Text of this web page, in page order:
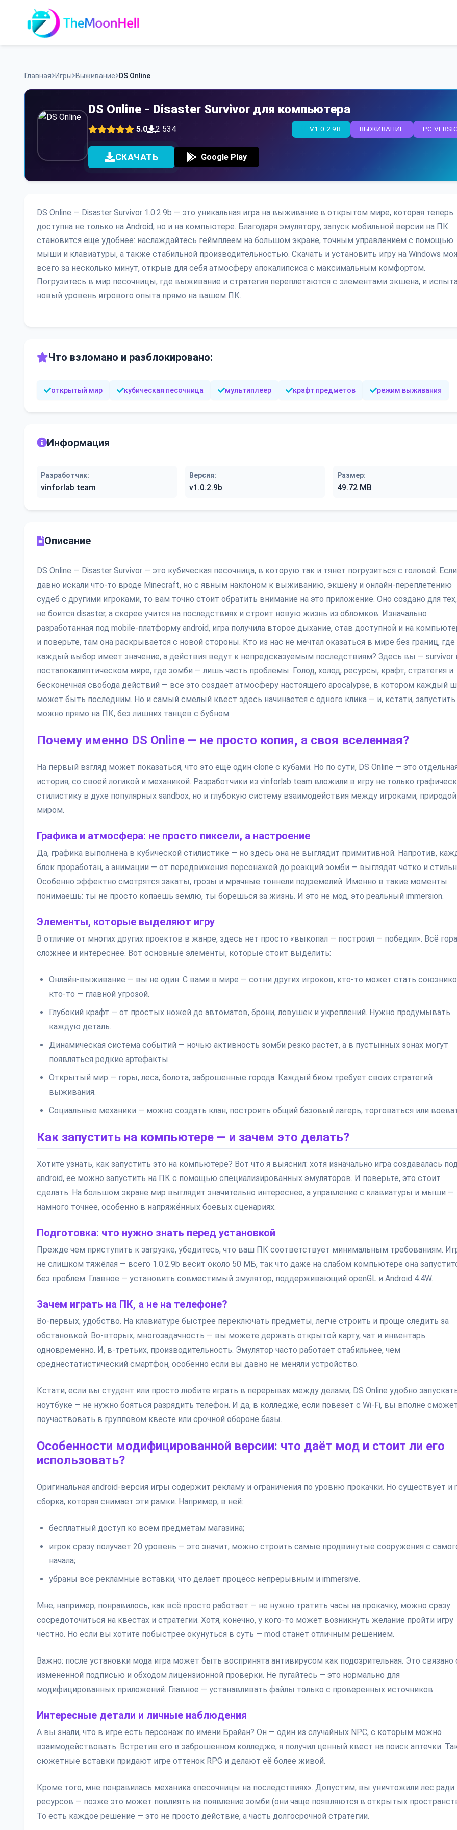
content
Главная Игры Выживание DS Online
DS Online - Disaster Survivor для компьютера
5.0 2 534 PC
ВЫЖИВАНИЕ
V1.0.2.9B
СКАЧАТЬ Google Play
DS Online — Disaster Survivor 1.0.2.9b — это уникальная игра на выживание в открытом мире, которая теперь
доступна не только на Android, но и на компьютере. Благодаря эмулятору, запуск мобильной версии на ПК
становится ещё удобнее: наслаждайтесь геймплеем на большом экране, точным управлением с помощью
мыши и клавиатуры, а также стабильной производительностью. Скачать и установить игру на Windows
всего за несколько минут, открыв для себя атмосферу апокалипсиса с максимальным комфортом.
Погрузитесь в мир песочницы, где выживание и стратегия переплетаются с элементами экшена, и
новый уровень игрового опыта прямо на вашем ПК.
Что взломано и разблокировано:
открытый мир кубическая песочница мультиплеер крафт предметов режим выживания
Информация
Разработчик:
vinforlab team
Версия:
v1.0.2.9b
Размер:
49.72 MB
Описание
DS Online — Disaster Survivor — это кубическая песочница, в которую так и тянет погрузиться с головой.
давно искали что-то вроде Minecraft, но с явным наклоном к выживанию, экшену и онлайн-переплетению
судеб с другими игроками, то вам точно стоит обратить внимание на это приложение. Оно создано для
не боится disaster, а скорее учится на последствиях и строит новую жизнь из обломков. Изначально
разработанная под mobile-платформу android, игра получила второе дыхание, став доступной и на
и поверьте, там она раскрывается с новой стороны. Кто из нас не мечтал оказаться в мире без границ, где
каждый выбор имеет значение, а действия ведут к непредсказуемым последствиям? Здесь вы — survivor
постапокалиптическом мире, где зомби — лишь часть проблемы. Голод, холод, ресурсы, крафт, стратегия и
бесконечная свобода действий — всё это создаёт атмосферу настоящего apocalypse, в котором каждый
может быть последним. Но и самый смелый квест здесь начинается с одного клика — и, кстати, запустить
можно прямо на ПК, без лишних танцев с бубном.
Почему именно DS Online — не просто копия, а своя вселенная?
На первый взгляд может показаться, что это ещё один clonе с кубами. Но по сути, DS Online — это
история, со своей логикой и механикой. Разработчики из vinforlab team вложили в игру не только
стилистику в духе популярных sandbox, но и глубокую систему взаимодействия между игроками,
миром.
Графика и атмосфера: не просто пиксели, а настроение
Да, графика выполнена в кубической стилистике — но здесь она не выглядит примитивной. Напротив,
блок проработан, а анимации — от передвижения персонажей до реакций зомби — выглядят чётко и
Особенно эффектно смотрятся закаты, грозы и мрачные тоннели подземелий. Именно в такие моменты
понимаешь: ты не просто копаешь землю, ты борешься за жизнь. И это не мод, это реальный immersion.
Элементы, которые выделяют игру
В отличие от многих других проектов в жанре, здесь нет просто «выкопал — построил — победил». Всё
сложнее и интереснее. Вот основные элементы, которые стоит выделить:
Онлайн-выживание — вы не один. С вами в мире — сотни других игроков, кто-то может стать
кто-то — главной угрозой.
Глубокий крафт — от простых ножей до автоматов, брони, ловушек и укреплений. Нужно продумывать
каждую деталь.
Динамическая система событий — ночью активность зомби резко растёт, а в пустынных зонах могут
появляться редкие артефакты.
Открытый мир — горы, леса, болота, заброшенные города. Каждый биом требует своих стратегий
выживания.
Социальные механики — можно создать клан, построить общий базовый лагерь, торговаться или
Как запустить на компьютере — и зачем это делать?
Хотите узнать, как запустить это на компьютере? Вот что я выяснил: хотя изначально игра создавалась под
android, её можно запустить на ПК с помощью специализированных эмуляторов. И поверьте, это стоит
сделать. На большом экране мир выглядит значительно интереснее, а управление с клавиатуры и мыши —
намного точнее, особенно в напряжённых боевых сценариях.
Подготовка: что нужно знать перед установкой
Прежде чем приступить к загрузке, убедитесь, что ваш ПК соответствует минимальным требованиям.
не слишком тяжёлая — всего 1.0.2.9b весит около 50 МБ, так что даже на слабом компьютере она
без проблем. Главное — установить совместимый эмулятор, поддерживающий openGL и Android 4.4W.
Зачем играть на ПК, а не на телефоне?
Во-первых, удобство. На клавиатуре быстрее переключать предметы, легче строить и проще следить за
обстановкой. Во-вторых, многозадачность — вы можете держать открытой карту, чат и инвентарь
одновременно. И, в-третьих, производительность. Эмулятор часто работает стабильнее, чем
среднестатистический смартфон, особенно если вы давно не меняли устройство.
Кстати, если вы студент или просто любите играть в перерывах между делами, DS Online удобно
ноутбуке — не нужно бояться разрядить телефон. И да, в колледже, если повезёт с Wi-Fi, вы вполне
поучаствовать в групповом квесте или срочной обороне базы.
Особенности модифицированной версии: что даёт мод и стоит ли его
использовать?
Оригинальная android-версия игры содержит рекламу и ограничения по уровню прокачки. Но существует и
сборка, которая снимает эти рамки. Например, в ней:
бесплатный доступ ко всем предметам магазина;
игрок сразу получает 20 уровень — это значит, можно строить самые продвинутые сооружения с
начала;
убраны все рекламные вставки, что делает процесс непрерывным и immersive.
Мне, например, понравилось, как всё просто работает — не нужно тратить часы на прокачку, можно сразу
сосредоточиться на квестах и стратегии. Хотя, конечно, у кого-то может возникнуть желание пройти игру
честно. Но если вы хотите побыстрее окунуться в суть — mod станет отличным решением.
Важно: после установки мода игра может быть воспринята антивирусом как подозрительная. Это связано
изменённой подписью и обходом лицензионной проверки. Не пугайтесь — это нормально для
модифицированных приложений. Главное — устанавливать файлы только с проверенных источников.
Интересные детали и личные наблюдения
А вы знали, что в игре есть персонаж по имени Брайан? Он — один из случайных NPC, с которым можно
взаимодействовать. Встретив его в заброшенном колледже, я получил ценный квест на поиск аптечки.
сюжетные вставки придают игре оттенок RPG и делают её более живой.
Кроме того, мне понравилась механика «песочницы на последствиях». Допустим, вы уничтожили лес ради
ресурсов — позже это может повлиять на появление зомби (они чаще появляются в открытых
То есть каждое решение — это не просто действие, а часть долгосрочной стратегии.